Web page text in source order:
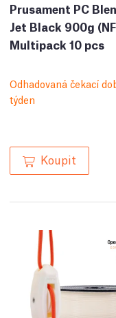
Prusament PC
Jet Black 900g
Multipack 10 pcs
Odhadovaná čekací
týden
Koupit